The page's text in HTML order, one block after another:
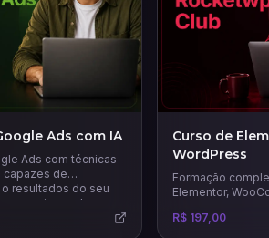
Ads com IA
Ads com técnicas
capazes de
resultados do seu
mais vendas.
Curso de
WordPress
Formação
Elementor,
venda, landing
R$ 197,00